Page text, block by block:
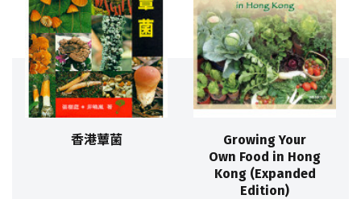
香港蕈菌
Growing Your
Own Food in Hong
Kong (Expanded
Edition)